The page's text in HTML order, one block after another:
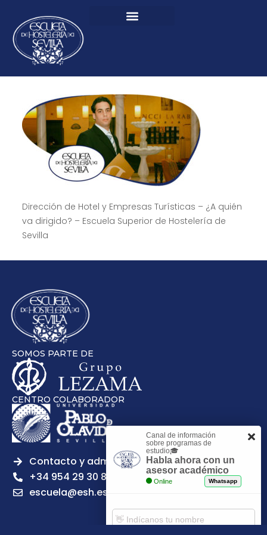
Dirección de Hotel y Empresas Turísticas – ¿A quién
va dirigido? – Escuela Superior de Hostelería de
Sevilla
SOMOS PARTE DE
CENTRO COLABORADOR
Contacto y admisiones
+34 954 29 30 81
escuela@esh.es
Canal de información
sobre programas de
estudio🎓
Habla ahora con un
asesor académico
Online Whatsapp